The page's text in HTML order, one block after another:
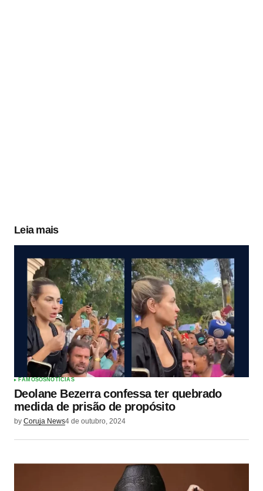
Leia mais
FAMOSOSNOTÍCIAS
Deolane Bezerra confessa ter quebrado
medida de prisão de propósito
by Coruja News4 de outubro, 2024